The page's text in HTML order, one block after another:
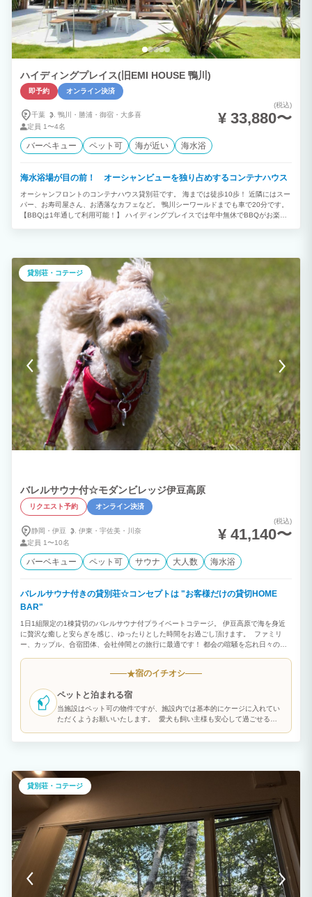
ハイディングプレイス(旧EMI HOUSE 鴨川)
即予約 オンライン決済
千葉 鴨川・ 勝浦・ 御宿・ 大多喜
定員 1〜4名
(税込)
¥ 33,880〜
バーベキュー ペット可 海が近い 海水浴
海水浴場が目の前！ オーシャンビューを独り占めするコンテナハウス
オーシャンフロントのコンテナハウス貸別荘です。 海までは徒歩10歩！ 近隣にはスー
パー、お寿司屋さん、お洒落なカフェなど。 鴨川シーワールドまでも車で20分です。
【BBQは1年通して利用可能！】 ハイディングプレイスでは年中無休でBBQがお楽し
る1日1組限定のプライベート別荘！ 住宅地から離れ都会の喧騒を忘れひとときの癒し
が感じられます。 日々の疲れを癒す最高のスポット！
貸別荘・コテージ
バレルサウナ付☆モダンビレッジ伊豆高原
リクエスト予約 オンライン決済
静岡・伊豆 伊東・ 宇佐美・
川奈
定員 1〜10名
(税込)
¥ 41,140〜
バーベキュー ペット可 サウナ 大人数 海水浴
バレルサウナ付きの貸別荘☆コンセプトは "お客様だけの貸切HOME
BAR"
1日1組限定の1棟貸切のバレルサウナ付プライベートコテージ。 伊豆高原で海を身近
に贅沢な癒しと安らぎを感じ、ゆったりとした時間をお過ごし頂けます。 ファミリ
ー、カップル、合宿団体、会社仲間との旅行に最適です！ 都会の喧騒を忘れ日々の疲
もちろん、サウナ初心者にもピッタリです♪ BBQは年中無休、必要な道具はすべて無
OK！ 車で20分圏内に海、山、湖が楽しめる好立地。 伊豆高原・伊東エリアは海岸沿
いに広がっているので夏のマリンスポーツはもちろんのこと、海岸沿いでは磯釣りなど
をお楽しみいただけます。
★宿のイチオシ
ペットと泊まれる宿
当施設はペット可の物件ですが、施設内では基本的にケージに入れてい
ただくようお願いいたします。 愛犬も飼い主様も安心して過ごせる空
貸別荘・コテージ